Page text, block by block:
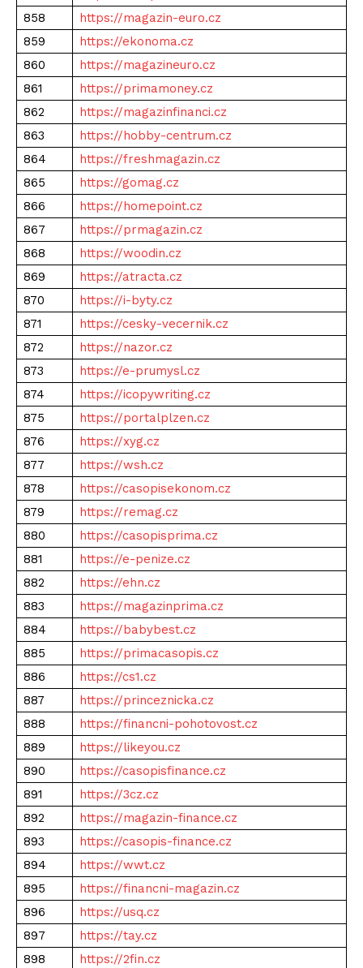
858
https://magazin-euro.cz
859
https://ekonoma.cz
860
https://magazineuro.cz
861
https://primamoney.cz
862
https://magazinfinanci.cz
863
https://hobby-centrum.cz
864
https://freshmagazin.cz
865
https://gomag.cz
866
https://homepoint.cz
867
https://prmagazin.cz
868
https://woodin.cz
869
https://atracta.cz
870
https://i-byty.cz
871
https://cesky-vecernik.cz
872
https://nazor.cz
873
https://e-prumysl.cz
874
https://icopywriting.cz
875
https://portalplzen.cz
876
https://xyg.cz
877
https://wsh.cz
878
https://casopisekonom.cz
879
https://remag.cz
880
https://casopisprima.cz
881
https://e-penize.cz
882
https://ehn.cz
883
https://magazinprima.cz
884
https://babybest.cz
885
https://primacasopis.cz
886
https://cs1.cz
887
https://princeznicka.cz
888
https://financni-pohotovost.cz
889
https://likeyou.cz
890
https://casopisfinance.cz
891
https://3cz.cz
892
https://magazin-finance.cz
893
https://casopis-finance.cz
894
https://wwt.cz
895
https://financni-magazin.cz
896
https://usq.cz
897
https://tay.cz
898
https://2fin.cz